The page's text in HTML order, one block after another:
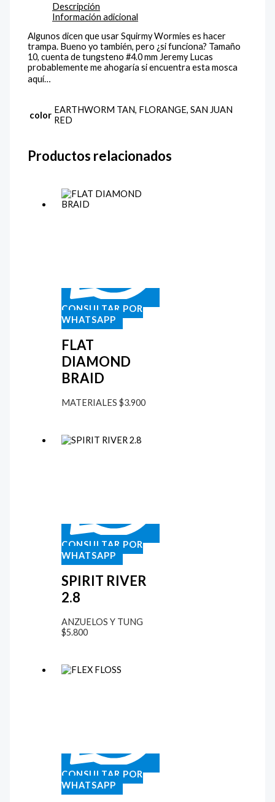
Descripción
Información adicional
Algunos dicen que usar Squirmy Wormies es hacer
trampa. Bueno yo también, pero ¿si funciona? Tamaño
10, cuenta de tungsteno #4.0 mm Jeremy Lucas
probablemente me ahogaría si encuentra esta mosca
aquí…
color EARTHWORM TAN, FLORANGE, SAN JUAN
RED
Productos relacionados
CONSULTAR POR
WHATSAPP
FLAT
DIAMOND
BRAID
MATERIALES $3.900
CONSULTAR POR
WHATSAPP
SPIRIT RIVER
2.8
ANZUELOS Y TUNG
$5.800
CONSULTAR POR
WHATSAPP